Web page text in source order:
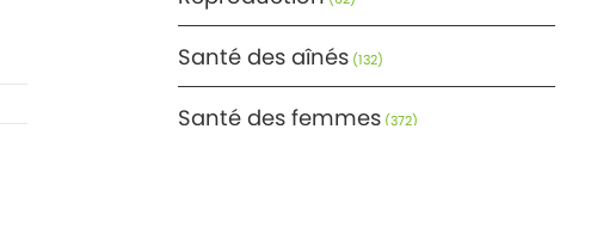
Santé des aînés(132)
Santé des femmes(372)